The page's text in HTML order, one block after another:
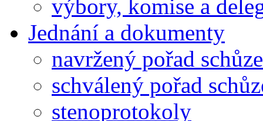
výbory, komise a
Jednání a dokumenty
navržený pořad schůze
schválený pořad
stenoprotokoly